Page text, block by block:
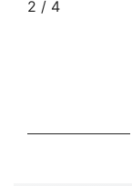
2 / von
4